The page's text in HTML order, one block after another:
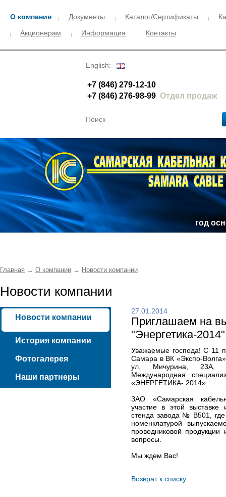
О компании Документы Каталог/Сертификаты
Акционерам
Информация Контакты
English:
+7 (846) 279-12-10
+7 (846) 276-98-99 Отдел продаж
год
Главная → О компании → Новости компании
Новости компании
Новости компании
История компании
Фотогалерея
Наши партнеры
27.01.2014
Приглашаем на
"Энергетика-
Уважаемые господа! С 11
Самара в ВК «Экспо-
ул. Мичурина, 23А,
Международная
«ЭНЕРГЕТИКА- 2014».
ЗАО «Самарская
участие в этой выставке
стенда завода № В501,
номенклатурой
проводниковой
вопросы.
Мы ждем Вас!
Возврат к списку